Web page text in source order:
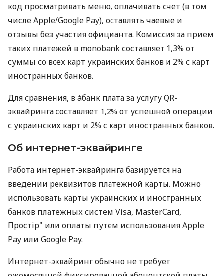
код просматривать меню, оплачивать счет (в том
числе Apple/Google Pay), оставлять чаевые и
отзывы без участия официанта. Комиссия за прием
таких платежей в monobank составляет 1,3% от
суммы со всех карт украинских банков и 2% с карт
иностранных банков.
Для сравнения, в àбанк плата за услугу QR-
эквайринга составляет 1,2% от успешной операции
с украинских карт и 2% с карт иностранных банков.
Об интернет-эквайринге
Работа интернет-эквайринга базируется на
введении реквизитов платежной карты. Можно
использовать карты украинских и иностранных
банков платежных систем Visa, MasterCard,
Простір" или оплаты путем использования Apple
Pay или Google Pay.
Интернет-эквайринг обычно не требует